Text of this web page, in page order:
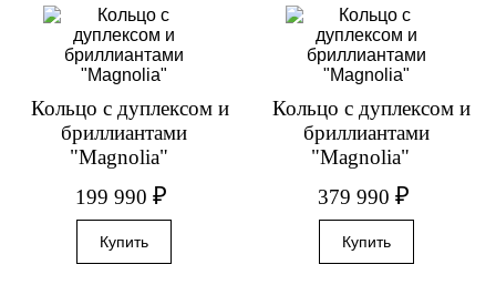
Кольцо с дуплексом и
бриллиантами
"Magnolia"
199 990₽
Кольцо с дуплексом и
бриллиантами
"Magnolia"
379 990 ₽